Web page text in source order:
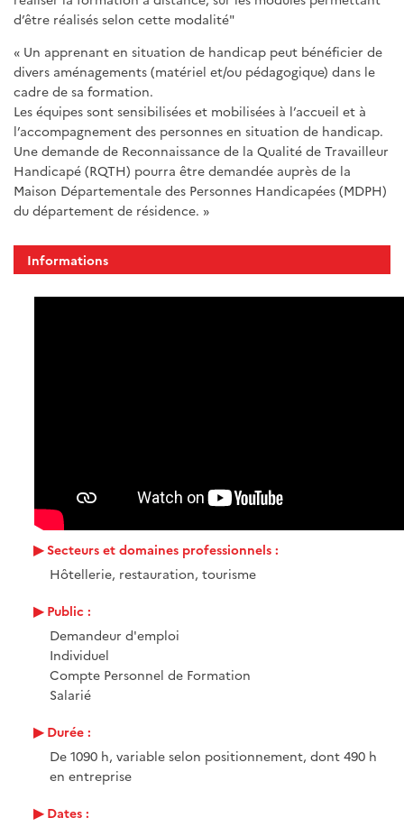
d’être réalisés selon cette modalité"
« Un apprenant en situation de handicap peut bénéficier de
divers aménagements (matériel et/ou pédagogique) dans le
cadre de sa formation.
Les équipes sont sensibilisées et mobilisées à l’accueil et à
l’accompagnement des personnes en situation de handicap.
Une demande de Reconnaissance de la Qualité de Travailleur
Handicapé (RQTH) pourra être demandée auprès de la
Maison Départementale des Personnes Handicapées (MDPH)
du département de résidence. »
Informations
Secteurs et domaines professionnels :
Hôtellerie, restauration, tourisme
Public :
Demandeur d'emploi
Individuel
Compte Personnel de Formation
Salarié
Durée :
De 1090 h, variable selon positionnement, dont 490 h
en entreprise
Dates :